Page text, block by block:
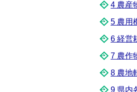
4 農産
5 農用
6 経営
7 農作
8 農地
9 県内